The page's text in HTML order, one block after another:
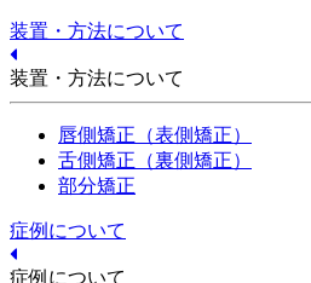
装置・方法について
装置・方法について
唇側矯正（表側矯正）
舌側矯正（裏側矯正）
部分矯正
症例について
症例について